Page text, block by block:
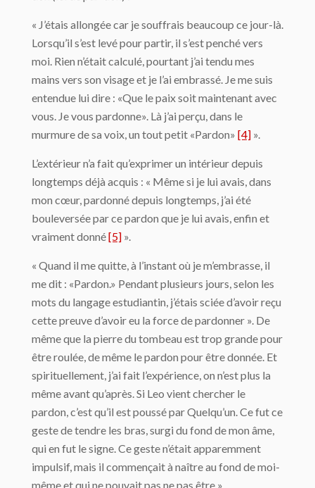
« J’étais allongée car je souffrais beaucoup ce jour-là.
Lorsqu’il s’est levé pour partir, il s’est penché vers
moi. Rien n’était calculé, pourtant j’ai tendu mes
mains vers son visage et je l’ai embrassé. Je me suis
entendue lui dire : «Que le paix soit maintenant avec
vous. Je vous pardonne». Là j’ai perçu, dans le
murmure de sa voix, un tout petit «Pardon» [4] ».
L’extérieur n’a fait qu’exprimer un intérieur depuis
longtemps déjà acquis : « Même si je lui avais, dans
mon cœur, pardonné depuis longtemps, j’ai été
bouleversée par ce pardon que je lui avais, enfin et
vraiment donné[5] ».
« Quand il me quitte, à l’instant où je m’embrasse, il
me dit : «Pardon.» Pendant plusieurs jours, selon les
mots du langage estudiantin, j’étais sciée d’avoir reçu
cette preuve d’avoir eu la force de pardonner ». De
même que la pierre du tombeau est trop grande pour
être roulée, de même le pardon pour être donnée. Et
spirituellement, j’ai fait l’expérience, on n’est plus la
même avant qu’après. Si Leo vient chercher le
pardon, c’est qu’il est poussé par Quelqu’un. Ce fut ce
geste de tendre les bras, surgi du fond de mon âme,
qui en fut le signe. Ce geste n’était apparemment
impulsif, mais il commençait à naître au fond de moi-
même et qui ne pouvait pas ne pas être ».